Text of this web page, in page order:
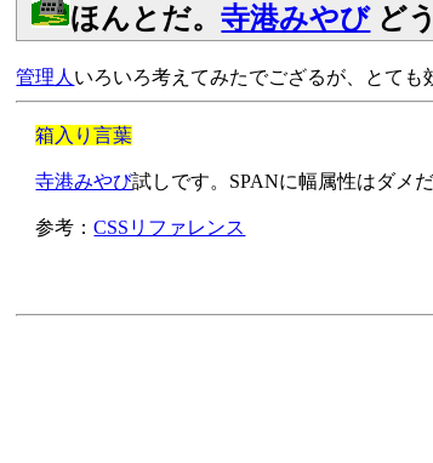
ほんとだ。寺港みやびど
管理人 いろいろ考えてみたでござるが、とても
箱入り言葉
寺港みやび試しです。SPANに幅属性はダメだ
参考：CSSリファレンス